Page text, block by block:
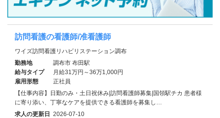
訪問看護の看護師/准看護師
ワイズ訪問看護リハビリステーション調布
勤務地
調布市 布田駅
給与タイプ
月給31万円～36万1,000円
雇用形態
正社員
【仕事内容】日勤のみ・土日祝休み|訪問看護師募集|国領駅チカ 患者様
に寄り添い、丁寧なケアを提供できる看護師を募集し…
求人の更新日 2026-07-10